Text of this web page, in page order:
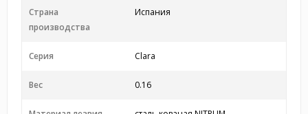
Страна
производства
Испания
Серия Clara
Вес 0.16